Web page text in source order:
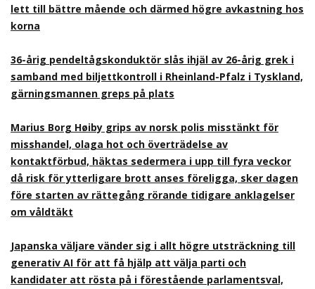
lett till bättre mående och därmed högre avkastning hos
korna
36-årig pendeltågskonduktör slås ihjäl av 26-årig grek i
samband med biljettkontroll i Rheinland-Pfalz i Tyskland,
gärningsmannen greps på plats
Marius Borg Høiby grips av norsk polis misstänkt för
misshandel, olaga hot och överträdelse av
kontaktförbud, häktas sedermera i upp till fyra veckor
då risk för ytterligare brott anses föreligga, sker dagen
före starten av rättegång rörande tidigare anklagelser
om våldtäkt
Japanska väljare vänder sig i allt högre utsträckning till
generativ AI för att få hjälp att välja parti och
kandidater att rösta på i förestående parlamentsval,